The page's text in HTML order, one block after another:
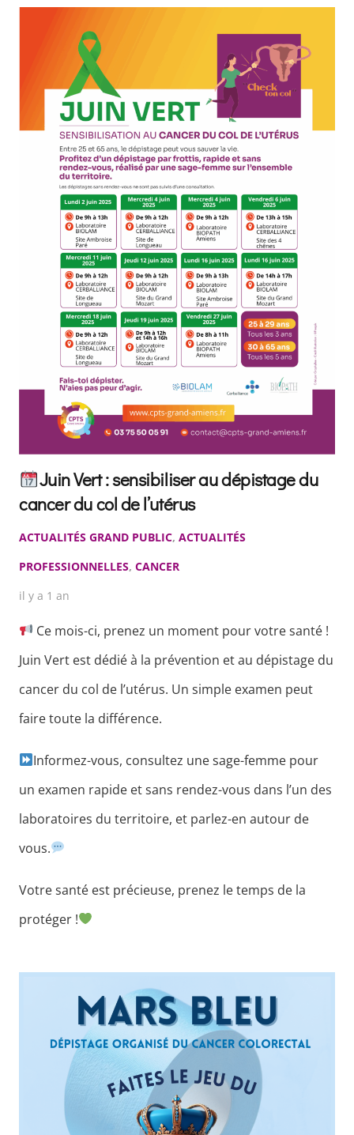
Juin Vert : sensibiliser au dépistage du
cancer du col de l’utérus
ACTUALITÉS GRAND PUBLIC, ACTUALITÉS
PROFESSIONNELLES, CANCER
il y a 1 an
Ce mois-ci, prenez un moment pour votre santé !
Juin Vert est dédié à la prévention et au dépistage du
cancer du col de l’utérus. Un simple examen peut
faire toute la différence.
Informez-vous, consultez une sage-femme pour
un examen rapide et sans rendez-vous dans l’un des
laboratoires du territoire, et parlez-en autour de
vous.
Votre santé est précieuse, prenez le temps de la
protéger !